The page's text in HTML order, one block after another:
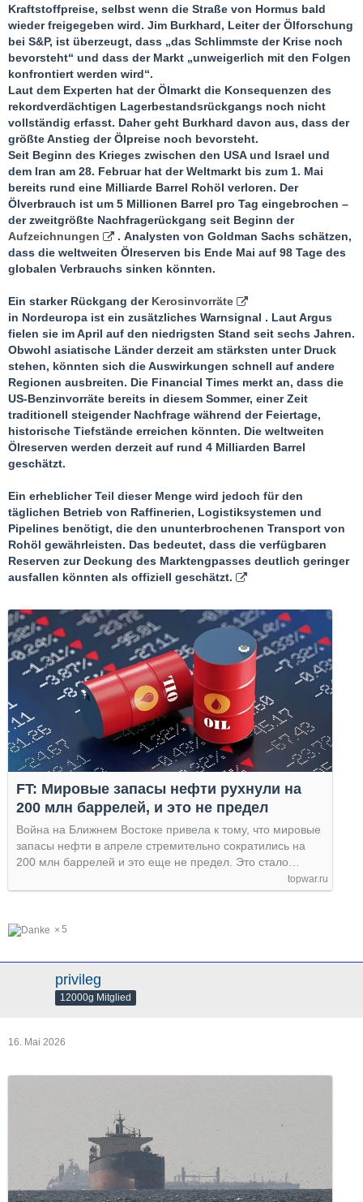
Kraftstoffpreise, selbst wenn die Straße von Hormus bald
wieder freigegeben wird. Jim Burkhard, Leiter der Ölforschung
bei S&P, ist überzeugt, dass „das Schlimmste der Krise noch
bevorsteht“ und dass der Markt „unweigerlich mit den Folgen
konfrontiert werden wird“.
Laut dem Experten hat der Ölmarkt die Konsequenzen des
rekordverdächtigen Lagerbestandsrückgangs noch nicht
vollständig erfasst. Daher geht Burkhard davon aus, dass der
größte Anstieg der Ölpreise noch bevorsteht.
Seit Beginn des Krieges zwischen den USA und Israel und
dem Iran am 28. Februar hat der Weltmarkt bis zum 1. Mai
bereits rund eine Milliarde Barrel Rohöl verloren. Der
Ölverbrauch ist um 5 Millionen Barrel pro Tag eingebrochen –
der zweitgrößte Nachfragerückgang seit Beginn der
Aufzeichnungen
. Analysten von Goldman Sachs schätzen,
dass die weltweiten Ölreserven bis Ende Mai auf 98 Tage des
globalen Verbrauchs sinken könnten.
Ein starker Rückgang der Kerosinvorräte
in Nordeuropa ist ein zusätzliches Warnsignal . Laut Argus
fielen sie im April auf den niedrigsten Stand seit sechs Jahren.
Obwohl asiatische Länder derzeit am stärksten unter Druck
stehen, könnten sich die Auswirkungen schnell auf andere
Regionen ausbreiten. Die Financial Times merkt an, dass die
US-Benzinvorräte bereits in diesem Sommer, einer Zeit
traditionell steigender Nachfrage während der Feiertage,
historische Tiefstände erreichen könnten. Die weltweiten
Ölreserven werden derzeit auf rund 4 Milliarden Barrel
geschätzt.
Ein erheblicher Teil dieser Menge wird jedoch für den
täglichen Betrieb von Raffinerien, Logistiksystemen und
Pipelines benötigt, die den ununterbrochenen Transport von
Rohöl gewährleisten. Das bedeutet, dass die verfügbaren
Reserven zur Deckung des Marktengpasses deutlich geringer
ausfallen könnten als offiziell geschätzt.
FT: Мировые запасы нефти рухнули на
200 млн баррелей, и это не предел
Война на Ближнем Востоке привела к тому, что мировые
запасы нефти в апреле стремительно сократились на
200 млн баррелей и это еще не предел. Это стало…
topwar.ru
5
privileg
12000g Mitglied
16. Mai 2026